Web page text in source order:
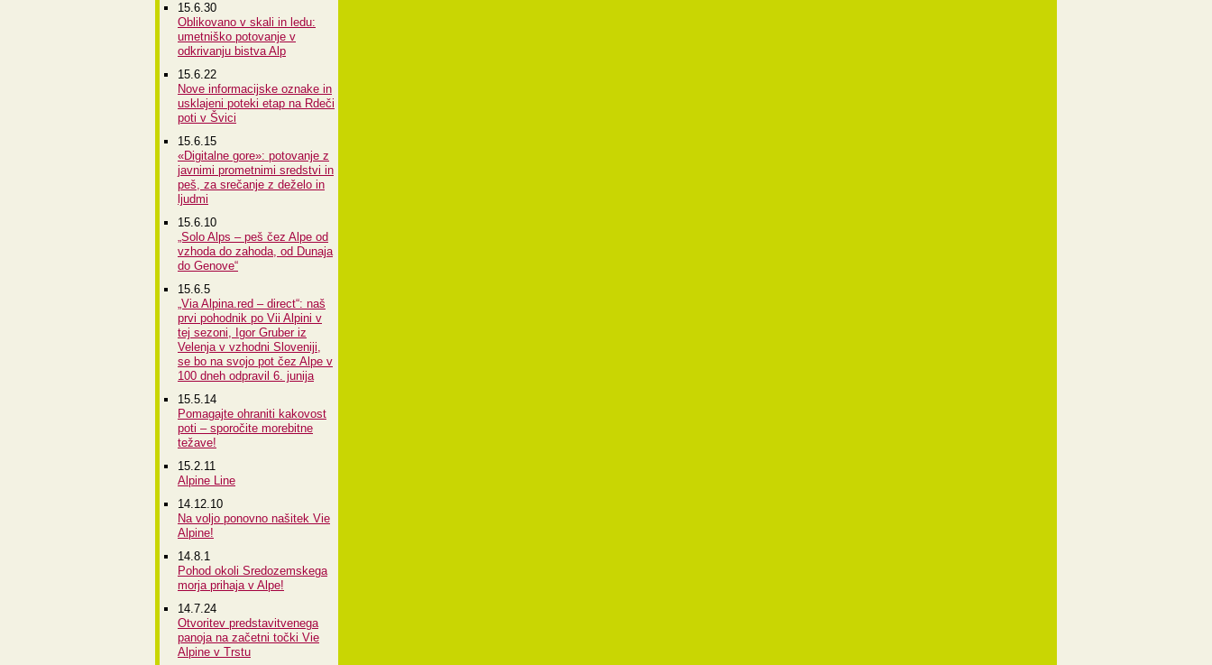
15.6.30
Oblikovano v skali in ledu:
umetniško potovanje v
odkrivanju bistva Alp
15.6.22
Nove informacijske oznake in
usklajeni poteki etap na Rdeči
poti v Švici
15.6.15
«Digitalne gore»: potovanje z
javnimi prometnimi sredstvi in
peš, za srečanje z deželo in
ljudmi
15.6.10
„Solo Alps – peš čez Alpe od
vzhoda do zahoda, od Dunaja
do Genove“
15.6.5
„Via Alpina.red – direct“: naš
prvi pohodnik po Vii Alpini v
tej sezoni, Igor Gruber iz
Velenja v vzhodni Sloveniji,
se bo na svojo pot čez Alpe v
100 dneh odpravil 6. junija
15.5.14
Pomagajte ohraniti kakovost
poti – sporočite morebitne
težave!
15.2.11
Alpine Line
14.12.10
Na voljo ponovno našitek Vie
Alpine!
14.8.1
Pohod okoli Sredozemskega
morja prihaja v Alpe!
14.7.24
Otvoritev predstavitvenega
panoja na začetni točki Vie
Alpine v Trstu